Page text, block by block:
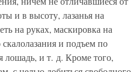
и в высоту, лазанья на
на руках, маскировка на
и подъем по
лошадь, и т. д. Кроме того,